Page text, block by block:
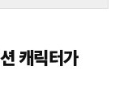
캐릭터가